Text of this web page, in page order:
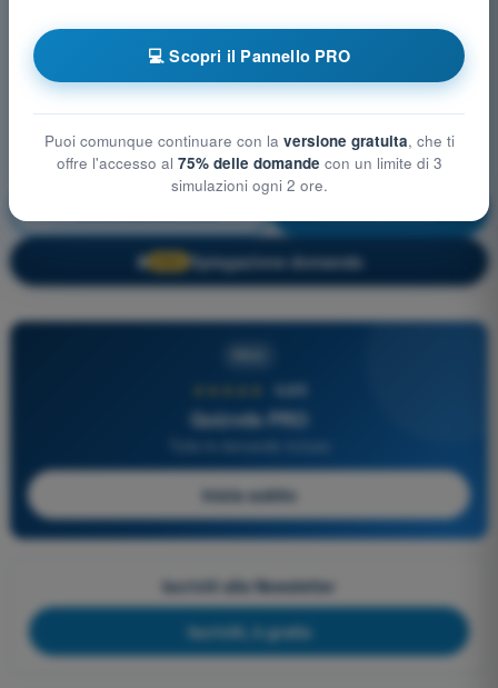
🔒 Spiegazione domanda
4,6/5
Quizvds PRO
Inizia subito
Iscriviti alla Newsletter
Iscriviti, è gratis
💻 Scopri il Pannello PRO
Puoi comunque continuare con la versione gratuita, che ti
offre l'accesso al 75% delle domande con un limite di 3
simulazioni ogni 2 ore.